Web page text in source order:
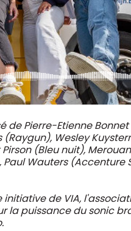
de Pierre-Etienne
Wesley
(Bleu nuit),
Wauters (Accenture
initiative de VIA,
la puissance du sonic